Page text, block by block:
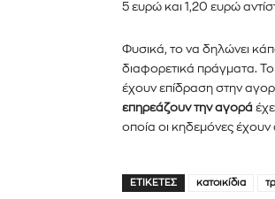
5 ευρώ και 1,20 ευρώ
Φυσικά, το να δηλώνει
διαφορετικά πράγματα. Το
έχουν επίδραση στην
επηρεάζουν την αγορά
οποία οι κηδεμόνες έχουν
ΕΤΙΚΈΤΕΣ κατοικίδια